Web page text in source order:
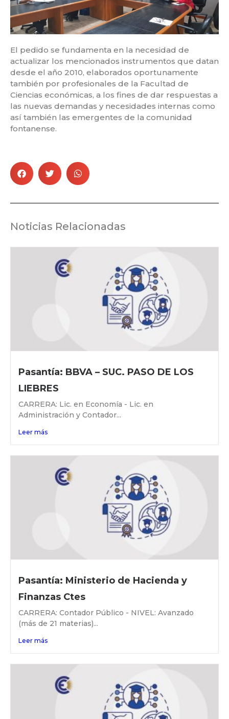
El pedido se fundamenta en la necesidad de
actualizar los mencionados instrumentos que datan
desde el año 2010, elaborados oportunamente
también por profesionales de la Facultad de
Ciencias económicas, a los fines de dar respuestas a
las nuevas demandas y necesidades internas como
así también las emergentes de la comunidad
fontanense.
Noticias Relacionadas
Pasantía: BBVA – SUC. PASO DE LOS
LIEBRES
CARRERA: Lic. en Economía - Lic. en
Administración y Contador...
Leer más
Pasantía: Ministerio de Hacienda y
Finanzas Ctes
CARRERA: Contador Público - NIVEL: Avanzado
(más de 21 materias)...
Leer más